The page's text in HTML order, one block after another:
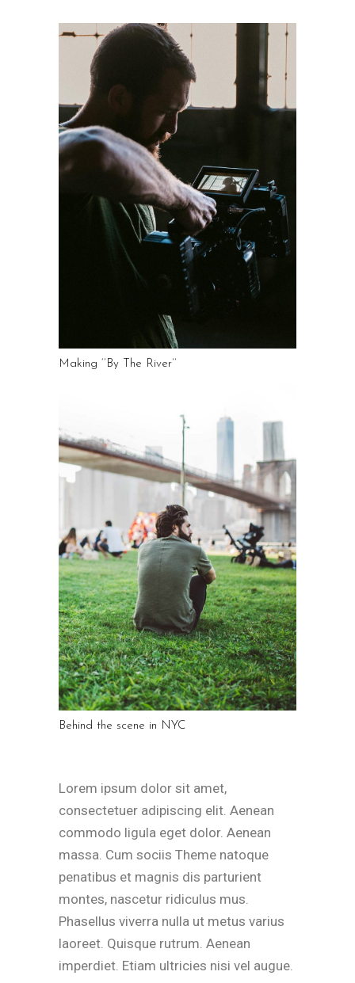
Making ‘’By The River’’
Behind the scene in NYC
Lorem ipsum dolor sit amet,
consectetuer adipiscing elit. Aenean
commodo ligula eget dolor. Aenean
massa. Cum sociis Theme natoque
penatibus et magnis dis parturient
montes, nascetur ridiculus mus.
Phasellus viverra nulla ut metus varius
laoreet. Quisque rutrum. Aenean
imperdiet. Etiam ultricies nisi vel augue.